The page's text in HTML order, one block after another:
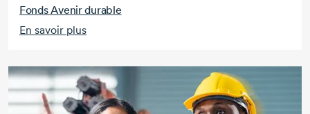
Fonds Avenir durable
En savoir plus